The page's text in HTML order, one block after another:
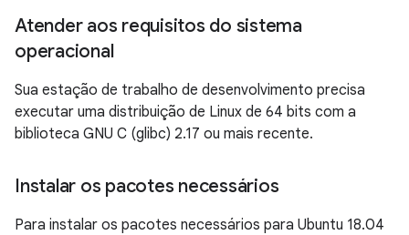
Atender aos requisitos do sistema
operacional
Sua estação de trabalho de desenvolvimento precisa
executar uma distribuição de Linux de 64 bits com a
biblioteca GNU C (glibc) 2.17 ou mais recente.
Instalar os pacotes necessários
Para instalar os pacotes necessários para Ubuntu 18.04